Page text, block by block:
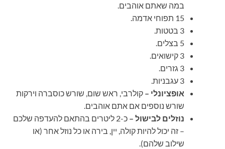
במה שאתם אוהבים.
15 תפוחי אדמה.
3 בטטות.
5 בצלים.
3 קישואים.
3 גזרים.
3 עגבניות.
אופציונלי – קולרבי, ראש שום, שורש כוסברה וירקות
שורש נוספים אם אתם אוהבים.
נוזלים לבישול –
כ-2 ליטרים בהתאם להעדפה שלכם
– זה יכול להיות קולה, יין, בירה או כל נוזל אחר (או
שילוב שלהם).